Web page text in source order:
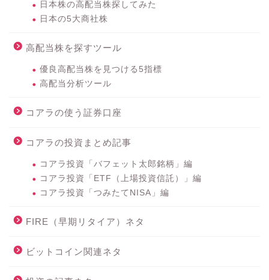
日本株の高配当株探してみた
日本の5大商社株
高配当株を探すツール
優良高配当株を見つける5指標
高配当分析ツール
コアラの使う証券口座
コアラの投資まとめ記事
コアラ投資「バフェット太郎銘柄」編
コアラ投資「ETF（上場投資信託）」編
コアラ投資「つみたてNISA」編
FIRE（早期リタイア）ネタ
ビットコイン関連ネタ